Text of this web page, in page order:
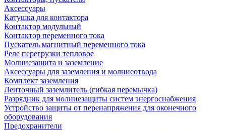
Аксессуары
Катушка для контактора
Контактор модульный
Контактор переменного тока
Пускатель магнитный переменного тока
Реле перегрузки тепловое
Молниезащита и заземление
Аксессуары для заземления и молниеотвода
Комплект заземления
Ленточный заземлитель (гибкая перемычка)
Разрядник для молниезащиты систем энергоснабжения
Устройство защиты от перенапряжения для оконечного
оборудования
Предохранители